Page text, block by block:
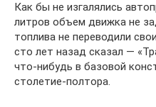
Как бы не изгалялись
литров объем движка не
топлива не переводили
сто лет назад сказал —
что-нибудь в базовой
столетие-полтора.